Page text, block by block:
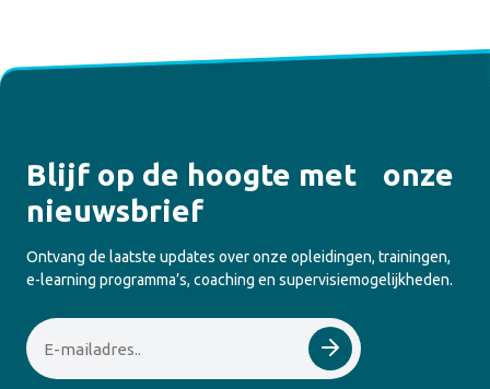
Blijf op de hoogte met onze
nieuwsbrief
Ontvang de laatste updates over onze opleidingen, trainingen,
e-learning programma’s, coaching en supervisiemogelijkheden.
Email